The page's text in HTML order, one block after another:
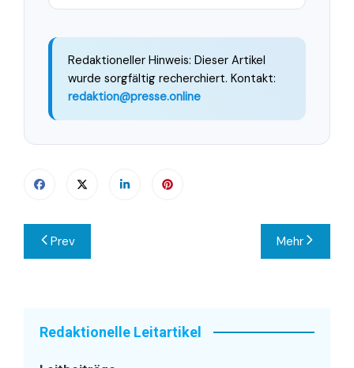
Redaktioneller Hinweis: Dieser Artikel
wurde sorgfältig recherchiert. Kontakt:
redaktion@presse.online
Beitragsnavigation
Prev Mehr
Redaktionelle Leitartikel